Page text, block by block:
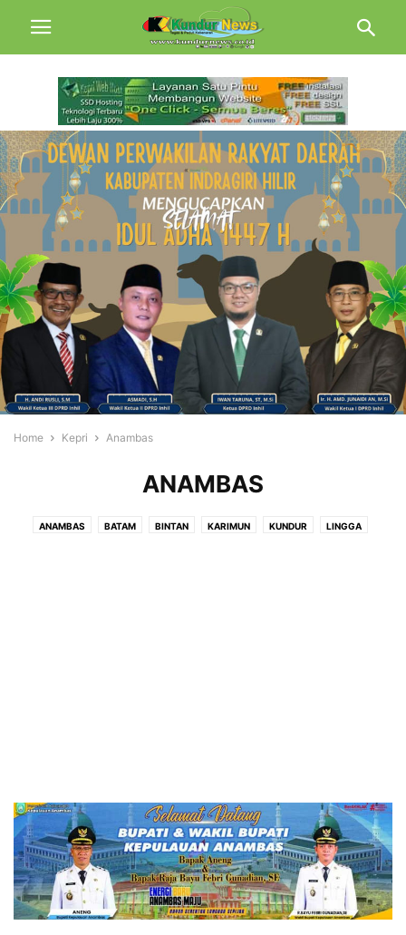
Home Kepri Anambas
ANAMBAS
ANAMBAS BATAM BINTAN KARIMUN KUNDUR LINGGA